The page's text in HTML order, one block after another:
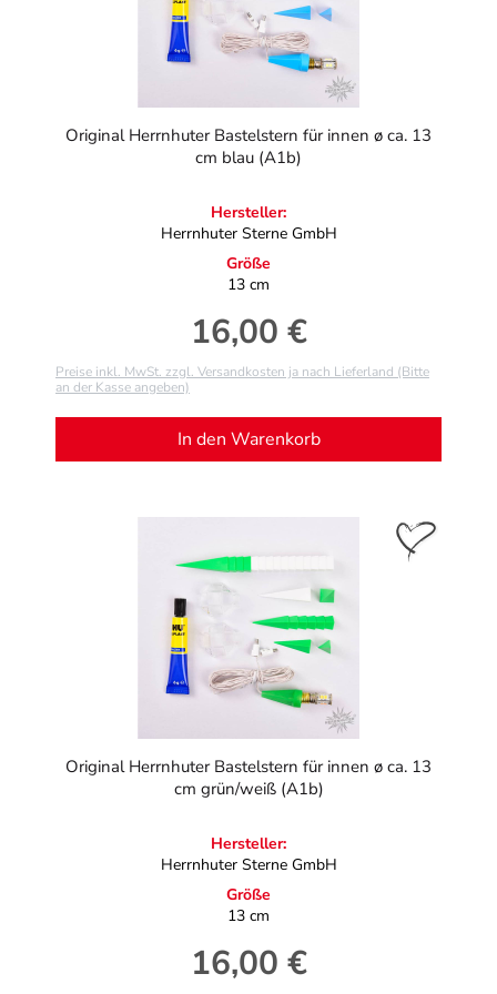
Original Herrnhuter Bastelstern für innen ø ca. 13
cm blau (A1b)
Hersteller:
Herrnhuter Sterne GmbH
Größe
13 cm
Regulärer Preis:
16,00 €
Preise inkl. MwSt. zzgl. Versandkosten ja nach Lieferland (Bitte
an der Kasse angeben)
In den Warenkorb
Original Herrnhuter Bastelstern für innen ø ca. 13
cm grün/weiß (A1b)
Hersteller:
Herrnhuter Sterne GmbH
Größe
13 cm
Regulärer Preis:
16,00 €